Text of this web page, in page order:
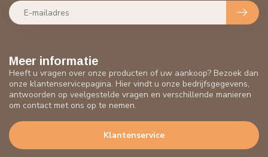
Meer informatie
Heeft u vragen over onze producten of uw aankoop? Bezoek dan
onze klantenservicepagina. Hier vindt u onze bedrijfsgegevens,
antwoorden op veelgestelde vragen en verschillende manieren
om contact met ons op te nemen.
Klantenservice